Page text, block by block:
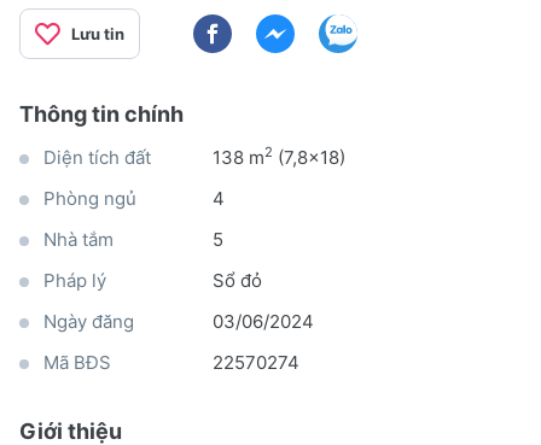
Lưu tin
Thông tin chính
Diện tích đất 138 m2 (7,8x18)
Phòng ngủ
4
Nhà tắm
5
Pháp lý
Sổ đỏ
Ngày đăng
03/06/2024
Mã BĐS
22570274
Giới thiệu